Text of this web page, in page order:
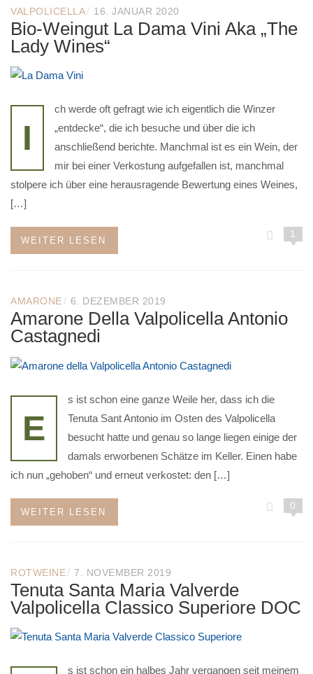
VALPOLICELLA/ 16. JANUAR 2020
Bio-Weingut La Dama Vini Aka „The
Lady Wines“
I
ch werde oft gefragt wie ich eigentlich die Winzer
„entdecke“, die ich besuche und über die ich
anschließend berichte. Manchmal ist es ein Wein, der
mir bei einer Verkostung aufgefallen ist, manchmal
stolpere ich über eine herausragende Bewertung eines Weines,
[…]
WEITER LESEN
1
AMARONE / 6. DEZEMBER 2019
Amarone Della Valpolicella Antonio
Castagnedi
E
s ist schon eine ganze Weile her, dass ich die
Tenuta Sant Antonio im Osten des Valpolicella
besucht hatte und genau so lange liegen einige der
damals erworbenen Schätze im Keller. Einen habe
ich nun „gehoben“ und erneut verkostet: den […]
WEITER LESEN
0
ROTWEINE/ 7. NOVEMBER 2019
Tenuta Santa Maria Valverde
Valpolicella Classico Superiore DOC
s ist schon ein halbes Jahr vergangen seit meinem